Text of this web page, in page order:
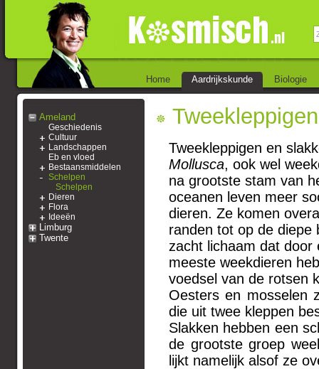
Home Aardrijkskunde Biologie
Ameland
Geschiedenis
Cultuur
Landschappen
Eb en vloed
Bestaansmiddelen
Schelpen
Schelpen
Dieren
Flora
Ideeën
Limburg
Twente
Tweekleppigen en
Mollusca, ook wel
na grootste stam van
oceanen leven meer
dieren. Ze komen
randen tot op de diepe
zacht lichaam dat
meeste weekdieren
voedsel van de rotsen
Oesters en mosselen
die uit twee kleppen
Slakken hebben een
de grootste groep
lijkt namelijk alsof ze